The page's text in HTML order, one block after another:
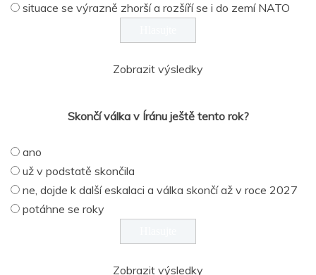
situace se výrazně zhorší a rozšíří se i do zemí NATO
Zobrazit výsledky
Skončí válka v Íránu ještě tento rok?
ano
už v podstatě skončila
ne, dojde k další eskalaci a válka skončí až v roce 2027
potáhne se roky
Zobrazit výsledky